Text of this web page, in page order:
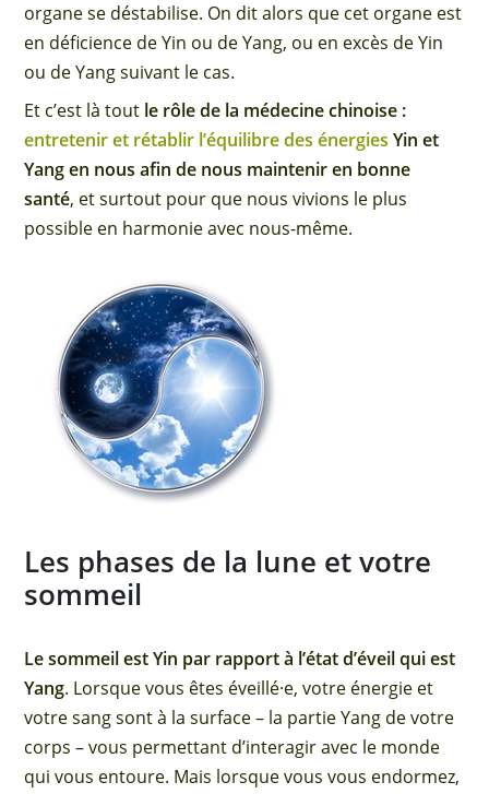
organe se déstabilise. On dit alors que cet organe est
en déficience de Yin ou de Yang, ou en excès de Yin
ou de Yang suivant le cas.
Et c’est là tout le rôle de la médecine chinoise :
entretenir et rétablir l’équilibre des énergies Yin et
Yang en nous afin de nous maintenir en bonne
santé, et surtout pour que nous vivions le plus
possible en harmonie avec nous-même.
Les phases de la lune et votre
sommeil
Le sommeil est Yin par rapport à l’état d’éveil qui est
Yang. Lorsque vous êtes éveillé·e, votre énergie et
votre sang sont à la surface – la partie Yang de votre
corps – vous permettant d’interagir avec le monde
qui vous entoure. Mais lorsque vous vous endormez,